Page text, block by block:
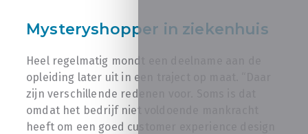
Mysteryshopper in ziekenhuis
Heel regelmatig mondt een deelname aan de
opleiding later uit in een traject op maat. “Daar
zijn verschillende redenen voor. Soms is dat
omdat het bedrijf niet voldoende mankracht
heeft om een goed customer experience design